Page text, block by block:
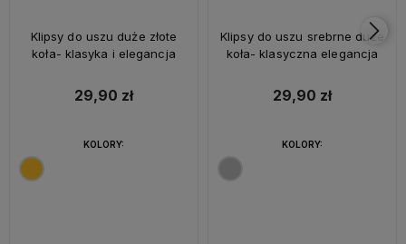
Klipsy do uszu duże złote
koła- klasyka i elegancja
29,90 zł
KOLORY:
Klipsy do uszu srebrne duże
koła- klasyczna elegancja
29,90 zł
KOLORY: